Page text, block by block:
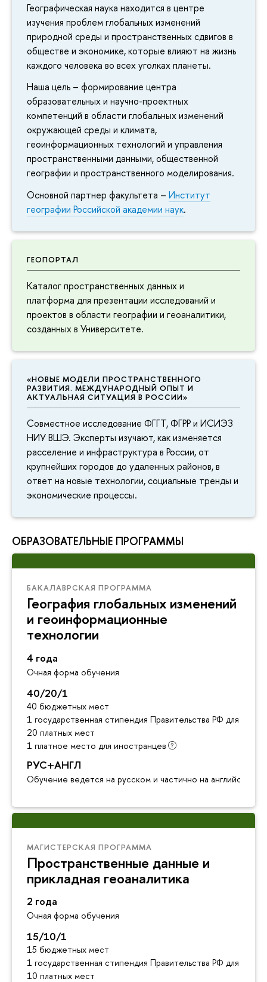
Географическая наука находится в центре
изучения проблем глобальных изменений
природной среды и пространственных сдвигов в
обществе и экономике, которые влияют на жизнь
каждого человека во всех уголках планеты.
Наша цель – формирование центра
образовательных и научно-проектных
компетенций в области глобальных изменений
окружающей среды и климата,
геоинформационных технологий и управления
пространственными данными, общественной
географии и пространственного моделирования.
Основной партнер факультета – Институт
географии Российской академии наук.
ГЕОПОРТАЛ
Каталог пространственных данных и
платформа для презентации исследований и
проектов в области географии и геоаналитики,
созданных в Университете.
«НОВЫЕ МОДЕЛИ ПРОСТРАНСТВЕННОГО
РАЗВИТИЯ. МЕЖДУНАРОДНЫЙ ОПЫТ И
АКТУАЛЬНАЯ СИТУАЦИЯ В РОССИИ»
Совместное исследование ФГГТ, ФГРР и ИСИЭЗ
НИУ ВШЭ. Эксперты изучают, как изменяется
расселение и инфраструктура в России, от
крупнейших городов до удаленных районов, в
ответ на новые технологии, социальные тренды и
экономические процессы.
ОБРАЗОВАТЕЛЬНЫЕ ПРОГРАММЫ
БАКАЛАВРСКАЯ ПРОГРАММА
География глобальных изменений
и геоинформационные
технологии
4 года
Очная форма обучения
40/20/1
40 бюджетных мест
1 государственная стипендия Правительства РФ для
20 платных мест
1 платное место для иностранцев
РУС+АНГЛ
Обучение ведется на русском и частично на английском
МАГИСТЕРСКАЯ ПРОГРАММА
Пространственные данные и
прикладная геоаналитика
2 года
Очная форма обучения
15/10/1
15 бюджетных мест
1 государственная стипендия Правительства РФ для
10 платных мест